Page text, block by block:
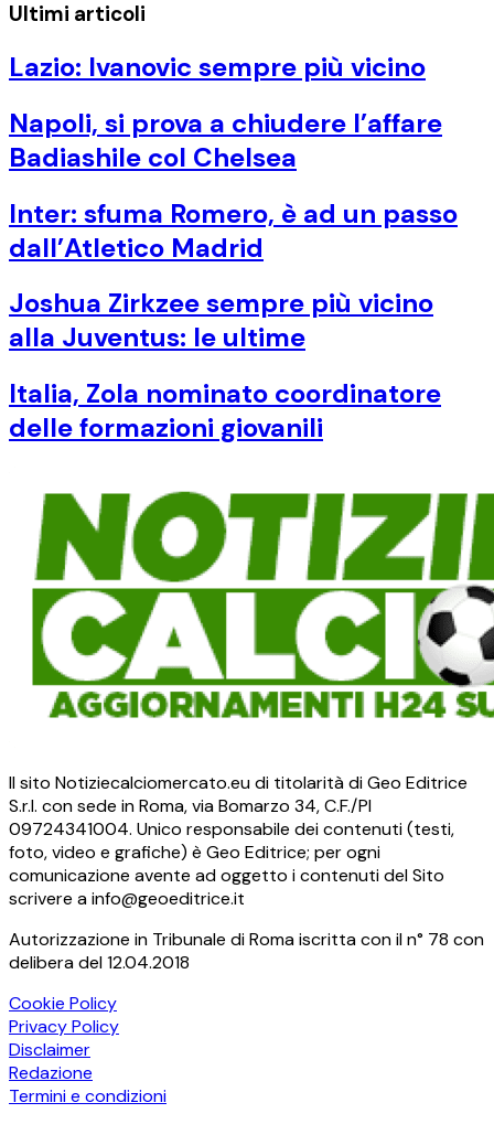
Ultimi articoli
Lazio: Ivanovic sempre più vicino
Napoli, si prova a chiudere l’affare
Badiashile col Chelsea
Inter: sfuma Romero, è ad un passo
dall’Atletico Madrid
Joshua Zirkzee sempre più vicino
alla Juventus: le ultime
Italia, Zola nominato coordinatore
delle formazioni giovanili
Il sito Notiziecalciomercato.eu di titolarità di Geo Editrice
S.r.l. con sede in Roma, via Bomarzo 34, C.F./PI
09724341004. Unico responsabile dei contenuti (testi,
foto, video e grafiche) è Geo Editrice; per ogni
comunicazione avente ad oggetto i contenuti del Sito
scrivere a info@geoeditrice.it
Autorizzazione in Tribunale di Roma iscritta con il n° 78 con
delibera del 12.04.2018
Cookie Policy
Privacy Policy
Disclaimer
Redazione
Termini e condizioni